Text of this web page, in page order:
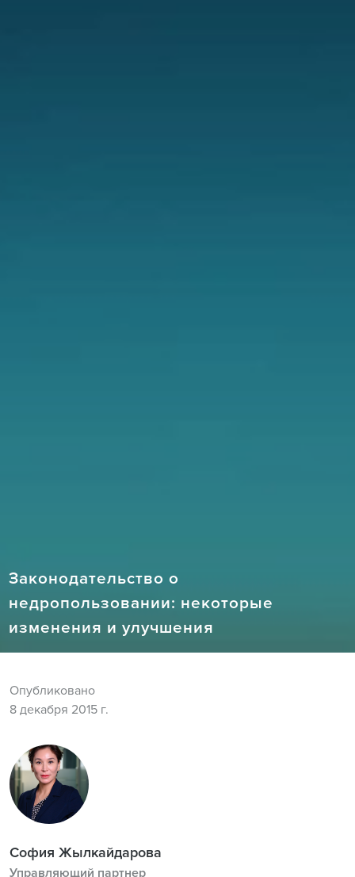
Законодательство о
недропользовании: некоторые
изменения и улучшения
Опубликовано
8 декабря 2015 г.
София Жылкайдарова
Управляющий партнер